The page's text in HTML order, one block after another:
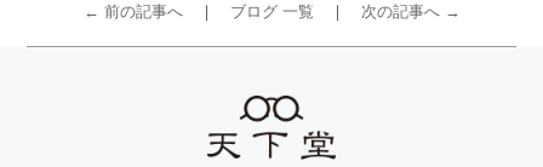
← 前の記事へ ブログ 一覧 次の記事へ →